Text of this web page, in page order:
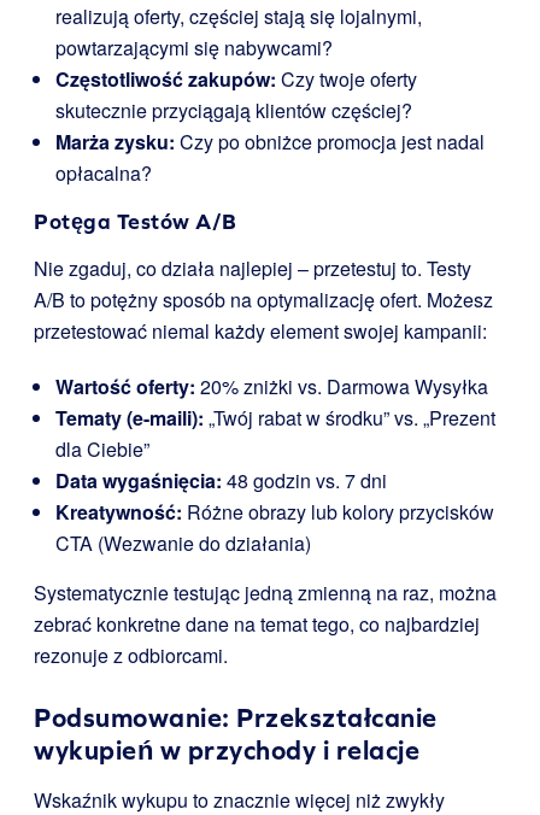
realizują oferty, częściej stają się lojalnymi,
powtarzającymi się nabywcami?
Częstotliwość zakupów: Czy twoje oferty
skutecznie przyciągają klientów częściej?
Marża zysku: Czy po obniżce promocja jest nadal
opłacalna?
Potęga Testów A/B
Nie zgaduj, co działa najlepiej – przetestuj to. Testy
A/B to potężny sposób na optymalizację ofert. Możesz
przetestować niemal każdy element swojej kampanii:
Wartość oferty: 20% zniżki vs. Darmowa Wysyłka
Tematy (e-maili): „Twój rabat w środku” vs. „Prezent
dla Ciebie”
Data wygaśnięcia: 48 godzin vs. 7 dni
Kreatywność: Różne obrazy lub kolory przycisków
CTA (Wezwanie do działania)
Systematycznie testując jedną zmienną na raz, można
zebrać konkretne dane na temat tego, co najbardziej
rezonuje z odbiorcami.
Podsumowanie: Przekształcanie
wykupień w przychody i relacje
Wskaźnik wykupu to znacznie więcej niż zwykły